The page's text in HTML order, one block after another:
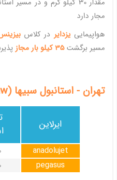
مجار دارد
هواپیمایییزدایر در کلاس
مسیر برگشت35 کیلو بار مجاز
تهران - استانبول سبیها (saw) - تهران
ایرلاین
anadolujet
pegasus